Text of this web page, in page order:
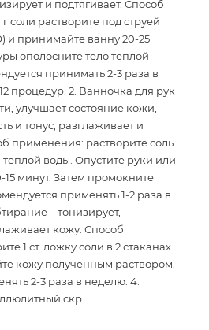
и подтягивает. Способ
соли растворите под струей
и принимайте ванну 20-25
ополосните тело теплой
принимать 2-3 раза в
процедур. 2. Ванночка для рук
улучшает состояние кожи,
и тонус, разглаживает и
применения: растворите соль
теплой воды. Опустите руки или
15 минут. Затем промокните
применять 1-2 раза в
– тонизирует,
кожу. Способ
1 ст. ложку соли в 2 стаканах
кожу полученным раствором.
2-3 раза в неделю. 4.
скр